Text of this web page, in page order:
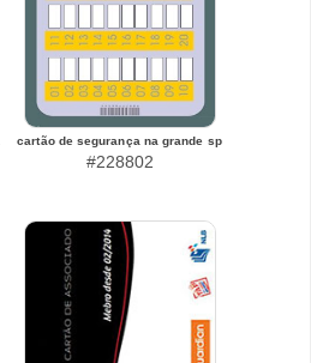
cartão de segurança na grande sp
#228802